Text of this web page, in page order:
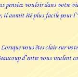
vouloir dans votre
aurait été plus facile pour
Lorsque vous êtes clair sur
d’entre vous veulent